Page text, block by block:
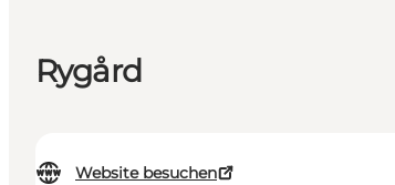
Rygård
Website besuchen